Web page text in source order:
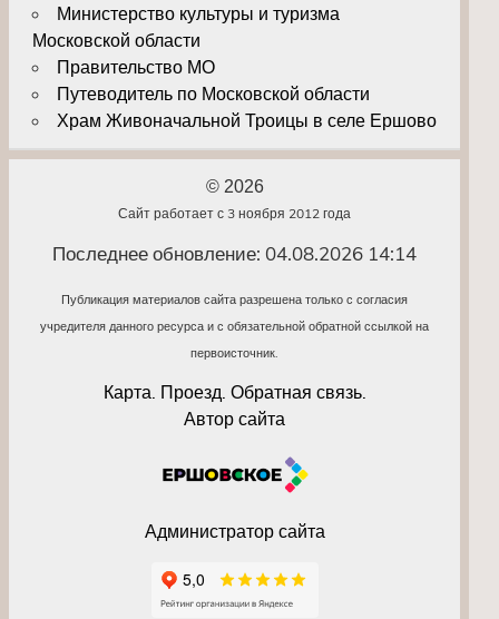
Министерство культуры и туризма
Московской области
Правительство МО
Путеводитель по Московской области
Храм Живоначальной Троицы в селе Ершово
© 2026
Сайт работает с 3 ноября 2012 года
Последнее обновление: 04.08.2026 14:14
Публикация материалов сайта разрешена только с согласия
учредителя данного ресурса и с обязательной обратной ссылкой на
первоисточник.
Карта. Проезд. Обратная связь.
Автор сайта
Администратор сайта